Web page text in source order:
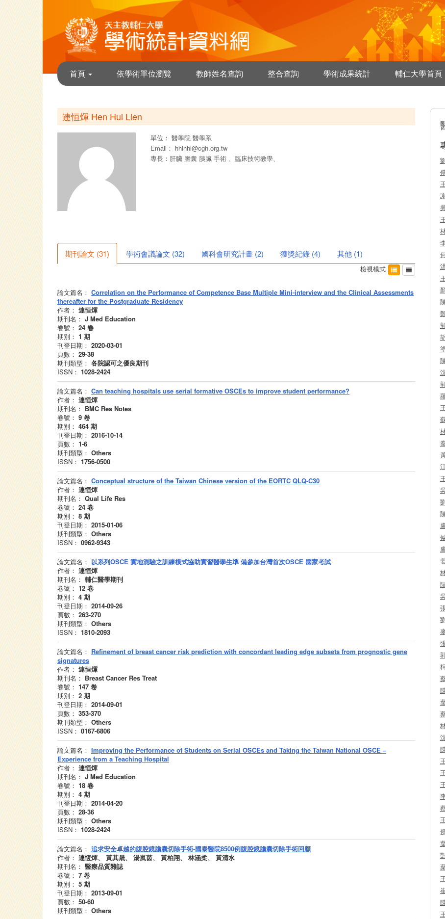
首頁 依學術單位瀏覽 教師姓名查詢 整合查詢 學術成果統計 輔仁大學首頁
連恒煇 Hen Hui Lien
單位： 醫學院 醫學系
Email： hhlhhl@cgh.org.tw
專長：肝臟 膽囊 胰臟 手術 、臨床技術教學、
期刊論文 (31) 學術會議論文 (32) 國科會研究計畫 (2) 獲獎紀錄 (4) 其他 (1)
檢視模式
論文篇名： Correlation on the Performance of Competence Base Multiple Mini-interview and the Clinical Assessments
thereafter for the Postgraduate Residency
作者： 連恒煇
期刊名： J Med Education
卷號： 24 卷
期別： 1 期
刊登日期： 2020-03-01
頁數： 29-38
期刊類型： 各院認可之優良期刊
ISSN： 1028-2424
論文篇名： Can teaching hospitals use serial formative OSCEs to improve student performance?
作者： 連恒煇
期刊名： BMC Res Notes
卷號： 9 卷
期別： 464 期
刊登日期： 2016-10-14
頁數： 1-6
期刊類型： Others
ISSN： 1756-0500
論文篇名： Conceptual structure of the Taiwan Chinese version of the EORTC QLQ-C30
作者： 連恒煇
期刊名： Qual Life Res
卷號： 24 卷
期別： 8 期
刊登日期： 2015-01-06
期刊類型： Others
ISSN： 0962-9343
論文篇名： 以系列OSCE 實地測驗之訓練模式協助實習醫學生準 備參加台灣首次OSCE 國家考試
作者： 連恒煇
期刊名： 輔仁醫學期刊
卷號： 12 卷
期別： 4 期
刊登日期： 2014-09-26
頁數： 263-270
期刊類型： Others
ISSN： 1810-2093
論文篇名： Refinement of breast cancer risk prediction with concordant leading edge subsets from prognostic gene
signatures
作者： 連恒煇
期刊名： Breast Cancer Res Treat
卷號： 147 卷
期別： 2 期
刊登日期： 2014-09-01
頁數： 353-370
期刊類型： Others
ISSN： 0167-6806
論文篇名： Improving the Performance of Students on Serial OSCEs and Taking the Taiwan National OSCE –
Experience from a Teaching Hospital
作者： 連恒煇
期刊名： J Med Education
卷號： 18 卷
期別： 4 期
刊登日期： 2014-04-20
頁數： 28-36
期刊類型： Others
ISSN： 1028-2424
論文篇名： 追求安全卓越的腹腔鏡膽囊切除手術-國泰醫院8500例腹腔鏡膽囊切除手術回顧
作者： 連恆煇、 黃其晟、 湯嵐茵、 黃柏翔、 林涵柔、 黃清水
期刊名： 醫療品質雜誌
卷號： 7 卷
期別： 5 期
刊登日期： 2013-09-01
頁數： 50-60
期刊類型： Others